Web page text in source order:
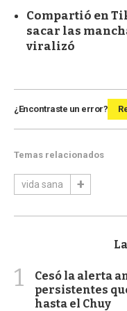
Compartió en
sacar las
viralizó
¿Encontraste un error?
Temas relacionados
vida sana
1
Cesó la alerta
persistentes
hasta el Chuy